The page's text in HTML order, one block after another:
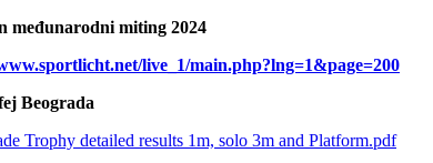
međunarodni miting 2024
live_1/main.php?lng=1&page=200
Beograda
Trophy detailed results 1m, solo 3m and Platform.pdf